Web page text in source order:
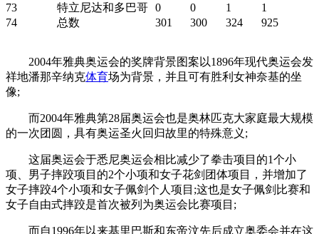
73
特立尼达和多巴哥 0 0 1
1
74
总数 301 300 324 925
2004年雅典奥运会的奖牌背景图案以1896年现代奥运会发
祥地潘那辛纳克体育场为背景，并且可有胜利女神奈基的坐
像;
而2004年雅典第28届奥运会也是奥林匹克大家庭最大规模
的一次团圆，具有奥运圣火回归故里的特殊意义;
这届奥运会于悉尼奥运会相比减少了拳击项目的1个小
项、男子摔跤项目的2个小项和女子花剑团体项目，并增加了
女子摔跤4个小项和女子佩剑个人项目;这也是女子佩剑比赛和
女子自由式摔跤是首次被列为奥运会比赛项目;
而自1996年以来基里巴斯和东帝汶先后成立奥委会并在这